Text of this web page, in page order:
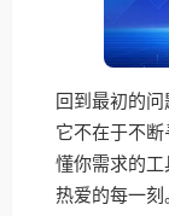
回到最初的
它不在于不
懂你需求的
热爱的每一